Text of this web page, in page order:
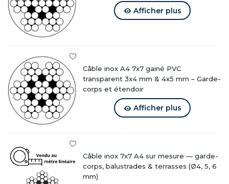
présente :
Bonne rigidité en ligne droite
Souplesse maîtrisée
Excellente compatibilité avec tendeurs et embouts
Il convient aux installations nécessitant une tension
régulière et une stabilité durable.
Applications courantes
Accastillage et nautisme
Aménagement paysager et haubanage
Systèmes de pompage et forage
Industrie et atelier
Afficher plus
Câble inox A4 7x7 gainé PVC
transparent 3x4 mm & 4x5 mm – Garde-
corps et étendoir
Afficher plus
Câble inox 7x7 A4 sur mesure — garde-
corps, balustrades & terrasses (Ø4, 5, 6
mm)